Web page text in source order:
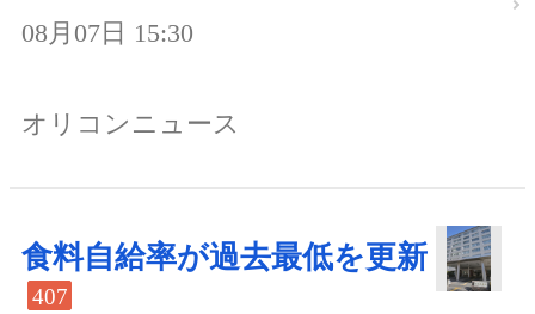
08月07日 15:30
オリコンニュース
食料自給率が過去最低を更新
407